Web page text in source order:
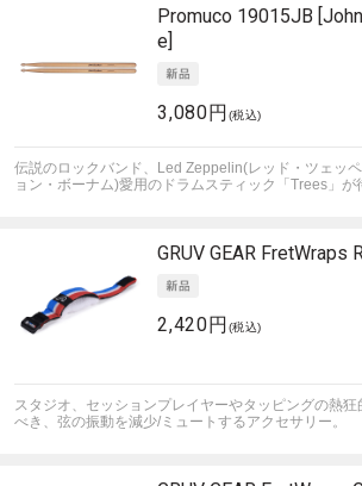
Promuco 19015JB
e]
3,080円 (税込)
伝説のロックバンド、Led Zeppelin(レッド・ツェッ
ョン・ボーナム)愛用のドラムスティック「Trees」が
GRUV GEAR FretWraps
2,420円 (税込)
スタジオ、セッションプレイヤーやタッピングの熱狂
べき、弦の振動を減少/ミュートするアクセサリー。